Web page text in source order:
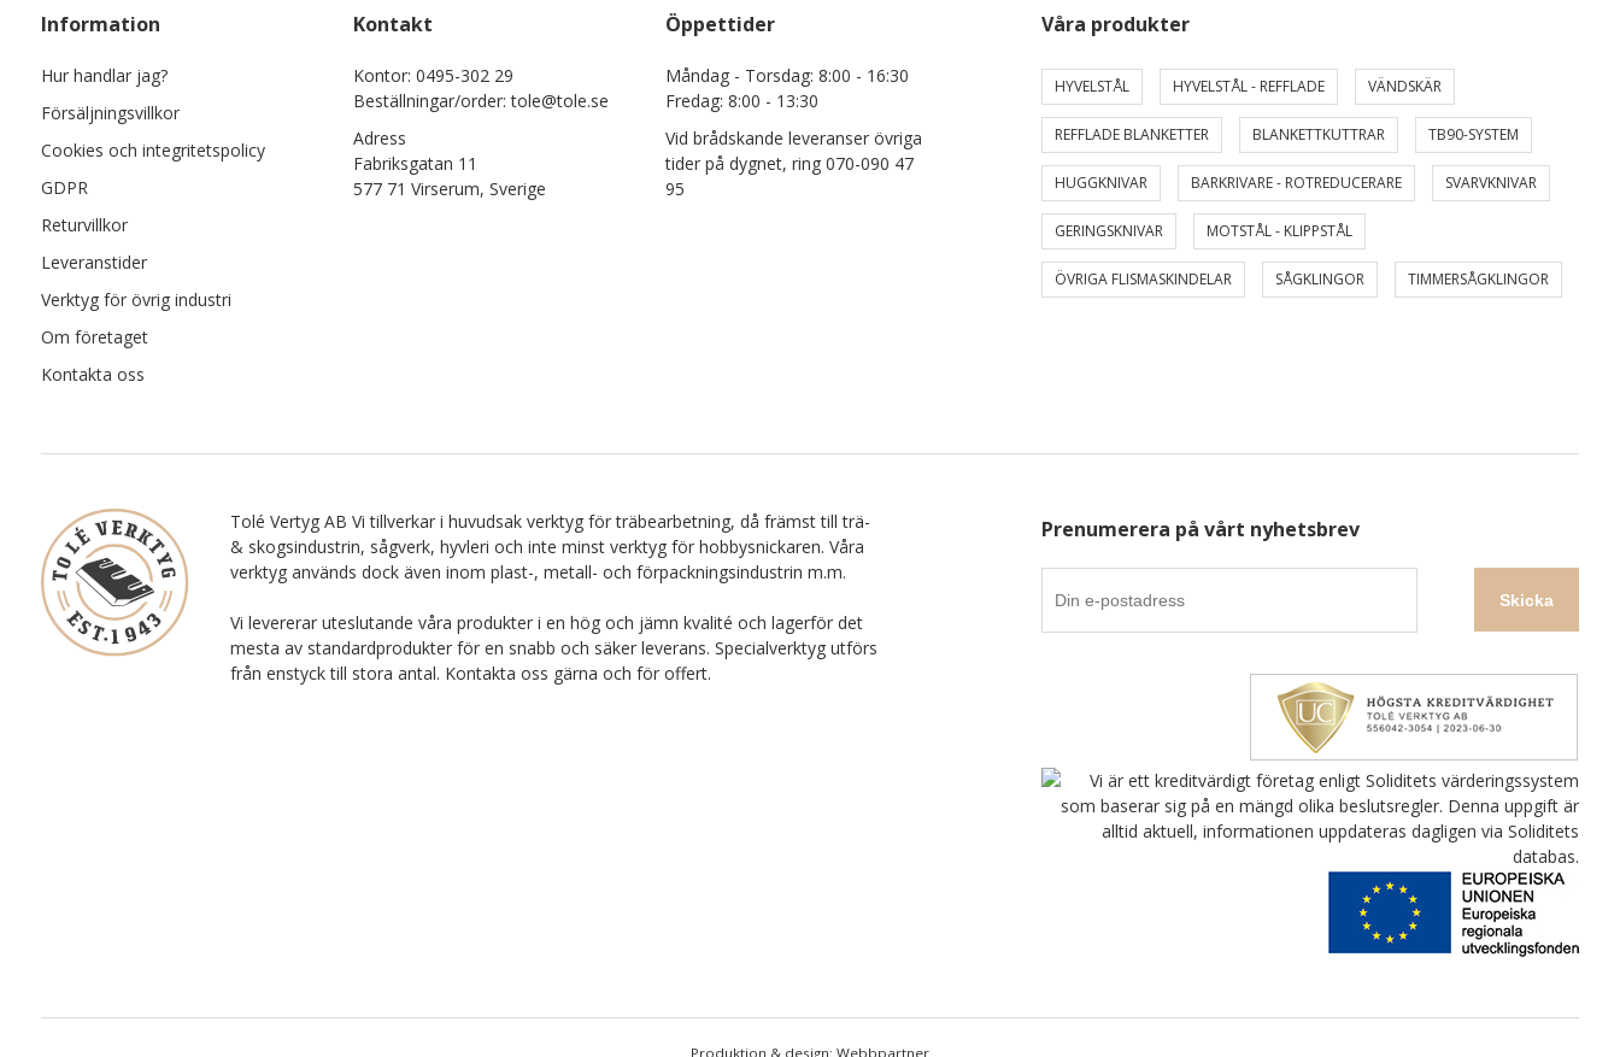
Information
Hur handlar jag?
Försäljningsvillkor
Cookies och integritetspolicy
GDPR
Returvillkor
Leveranstider
Verktyg för övrig industri
Om företaget
Kontakta oss
Kontakt
Kontor: 0495-302 29
Beställningar/order: tole@tole.se
Adress
Fabriksgatan 11
577 71 Virserum, Sverige
Öppettider
Måndag - Torsdag: 8:00 - 16:30
Fredag: 8:00 - 13:30
Vid brådskande leveranser övriga
tider på dygnet, ring 070-090 47
95
Våra produkter
HYVELSTÅL HYVELSTÅL - REFFLADE VÄNDSKÄR
REFFLADE BLANKETTER BLANKETTKUTTRAR TB90-SYSTEM
HUGGKNIVAR BARKRIVARE - ROTREDUCERARE SVARVKNIVAR
GERINGSKNIVAR MOTSTÅL - KLIPPSTÅL
ÖVRIGA FLISMASKINDELAR SÅGKLINGOR TIMMERSÅGKLINGOR
Tolé Vertyg AB Vi tillverkar i huvudsak verktyg för träbearbetning, då främst till trä-
& skogsindustrin, sågverk, hyvleri och inte minst verktyg för hobbysnickaren. Våra
verktyg används dock även inom plast-, metall- och förpackningsindustrin m.m.
Vi levererar uteslutande våra produkter i en hög och jämn kvalité och lagerför det
mesta av standardprodukter för en snabb och säker leverans. Specialverktyg utförs
från enstyck till stora antal. Kontakta oss gärna och för offert.
Prenumerera på vårt nyhetsbrev
Produktion & design: Webbpartner